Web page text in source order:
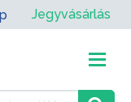
Jegyvásárlás